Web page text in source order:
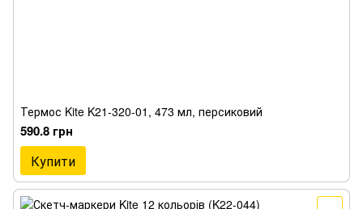
Термос Kite K21-320-01, 473 мл, персиковий
590.8 грн
Купити